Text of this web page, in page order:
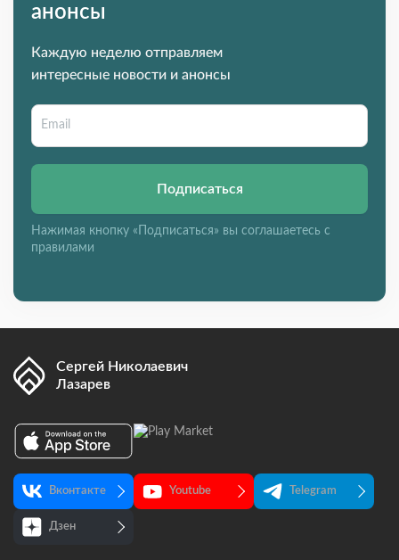
анонсы
Каждую неделю отправляем
интересные новости и анонсы
Подписаться
Нажимая кнопку «Подписаться» вы соглашаетесь с
правилами
Сергей Николаевич
Лазарев
Вконтакте Youtube Telegram
Дзен